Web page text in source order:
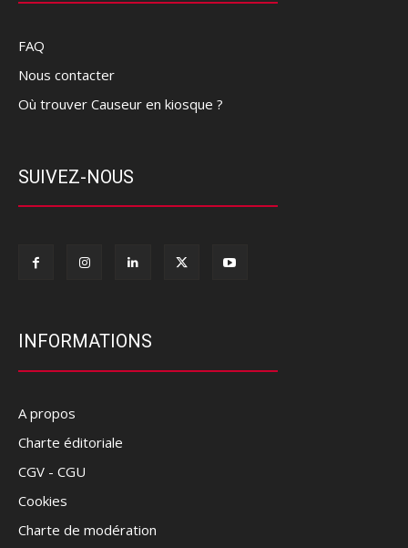
FAQ
Nous contacter
Où trouver Causeur en kiosque ?
SUIVEZ-NOUS
INFORMATIONS
A propos
Charte éditoriale
CGV - CGU
Cookies
Charte de modération